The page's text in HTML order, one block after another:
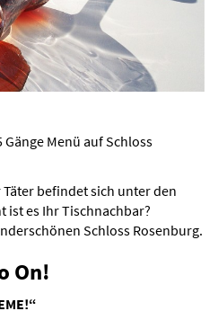
Menü auf Schloss
befindet sich unter den
ist es Ihr Tischnachbar?
Schloss Rosenburg.
On!